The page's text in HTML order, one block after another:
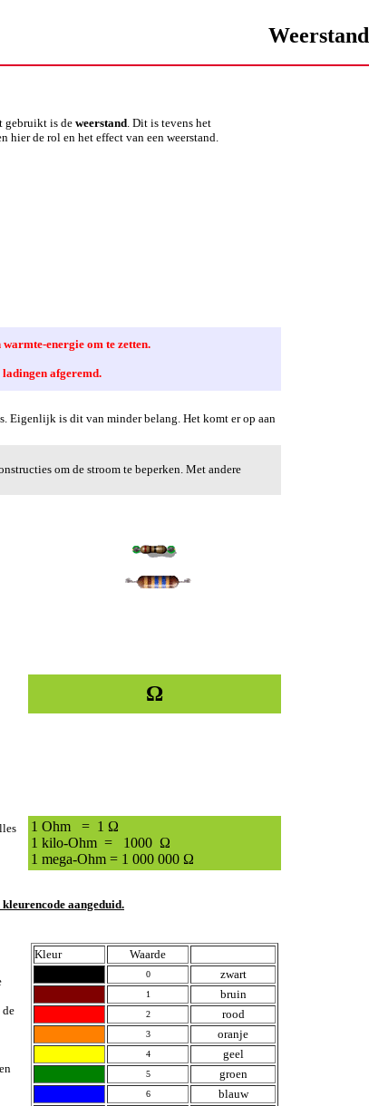
Weerstand
gebruikt is de weerstand. Dit is tevens het
hier de rol en het effect van een weerstand.
energie om te zetten.
afgeremd.
Eigenlijk is dit van minder belang. Het komt er op aan
om de stroom te beperken. Met andere
Ω
1 Ohm = 1 Ω
1 kilo-Ohm = 1000 Ω
1 mega-Ohm = 1 000 000 Ω
aangeduid.
de
Kleur Waarde
0 zwart
1 bruin
2 rood
3 oranje
4 geel
5 groen
6 blauw